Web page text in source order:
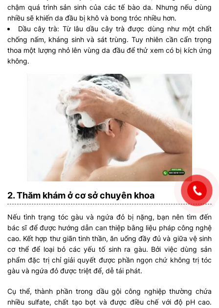
chậm quá trình sản sinh của các tế bào da. Nhưng nếu dùng
nhiều sẽ khiến da đầu bị khô và bong tróc nhiều hơn.
Dầu cây trà: Từ lâu dầu cây trà được dùng như một chất
chống nấm, kháng sinh và sát trùng. Tuy nhiên cần cẩn trọng
thoa một lượng nhỏ lên vùng da đầu để thử xem có bị kích ứng
không.
2. Thăm khám ở cơ sở chuyên khoa
Nếu tình trạng tóc gàu và ngứa đỏ bị nặng, bạn nên tìm đến
bác sĩ để được hướng dẫn can thiệp bằng liệu pháp công nghệ
cao. Kết hợp thư giãn tinh thần, ăn uống đầy đủ và giữa vệ sinh
cơ thể để loại bỏ các yếu tố sinh ra gàu. Bởi việc dùng sản
phẩm đặc trị chỉ giải quyết được phần ngọn chứ không trị tóc
gàu và ngứa đỏ được triệt để, dễ tái phát.
Cụ thể, thành phần trong dầu gội công nghiệp thường chứa
nhiều sulfate, chất tạo bọt và được điều chế với độ pH cao.